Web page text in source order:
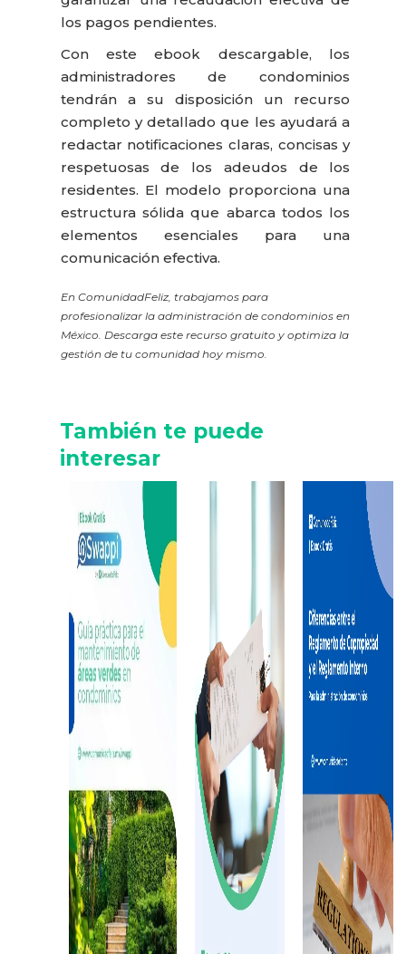
los pagos pendientes.
Con este ebook descargable, los
administradores de condominios
tendrán a su disposición un recurso
completo y detallado que les ayudará a
redactar notificaciones claras, concisas y
respetuosas de los adeudos de los
residentes. El modelo proporciona una
estructura sólida que abarca todos los
elementos esenciales para una
comunicación efectiva.
En ComunidadFeliz, trabajamos para
profesionalizar la administración de condominios en
México. Descarga este recurso gratuito y optimiza la
gestión de tu comunidad hoy mismo.
También te puede
interesar